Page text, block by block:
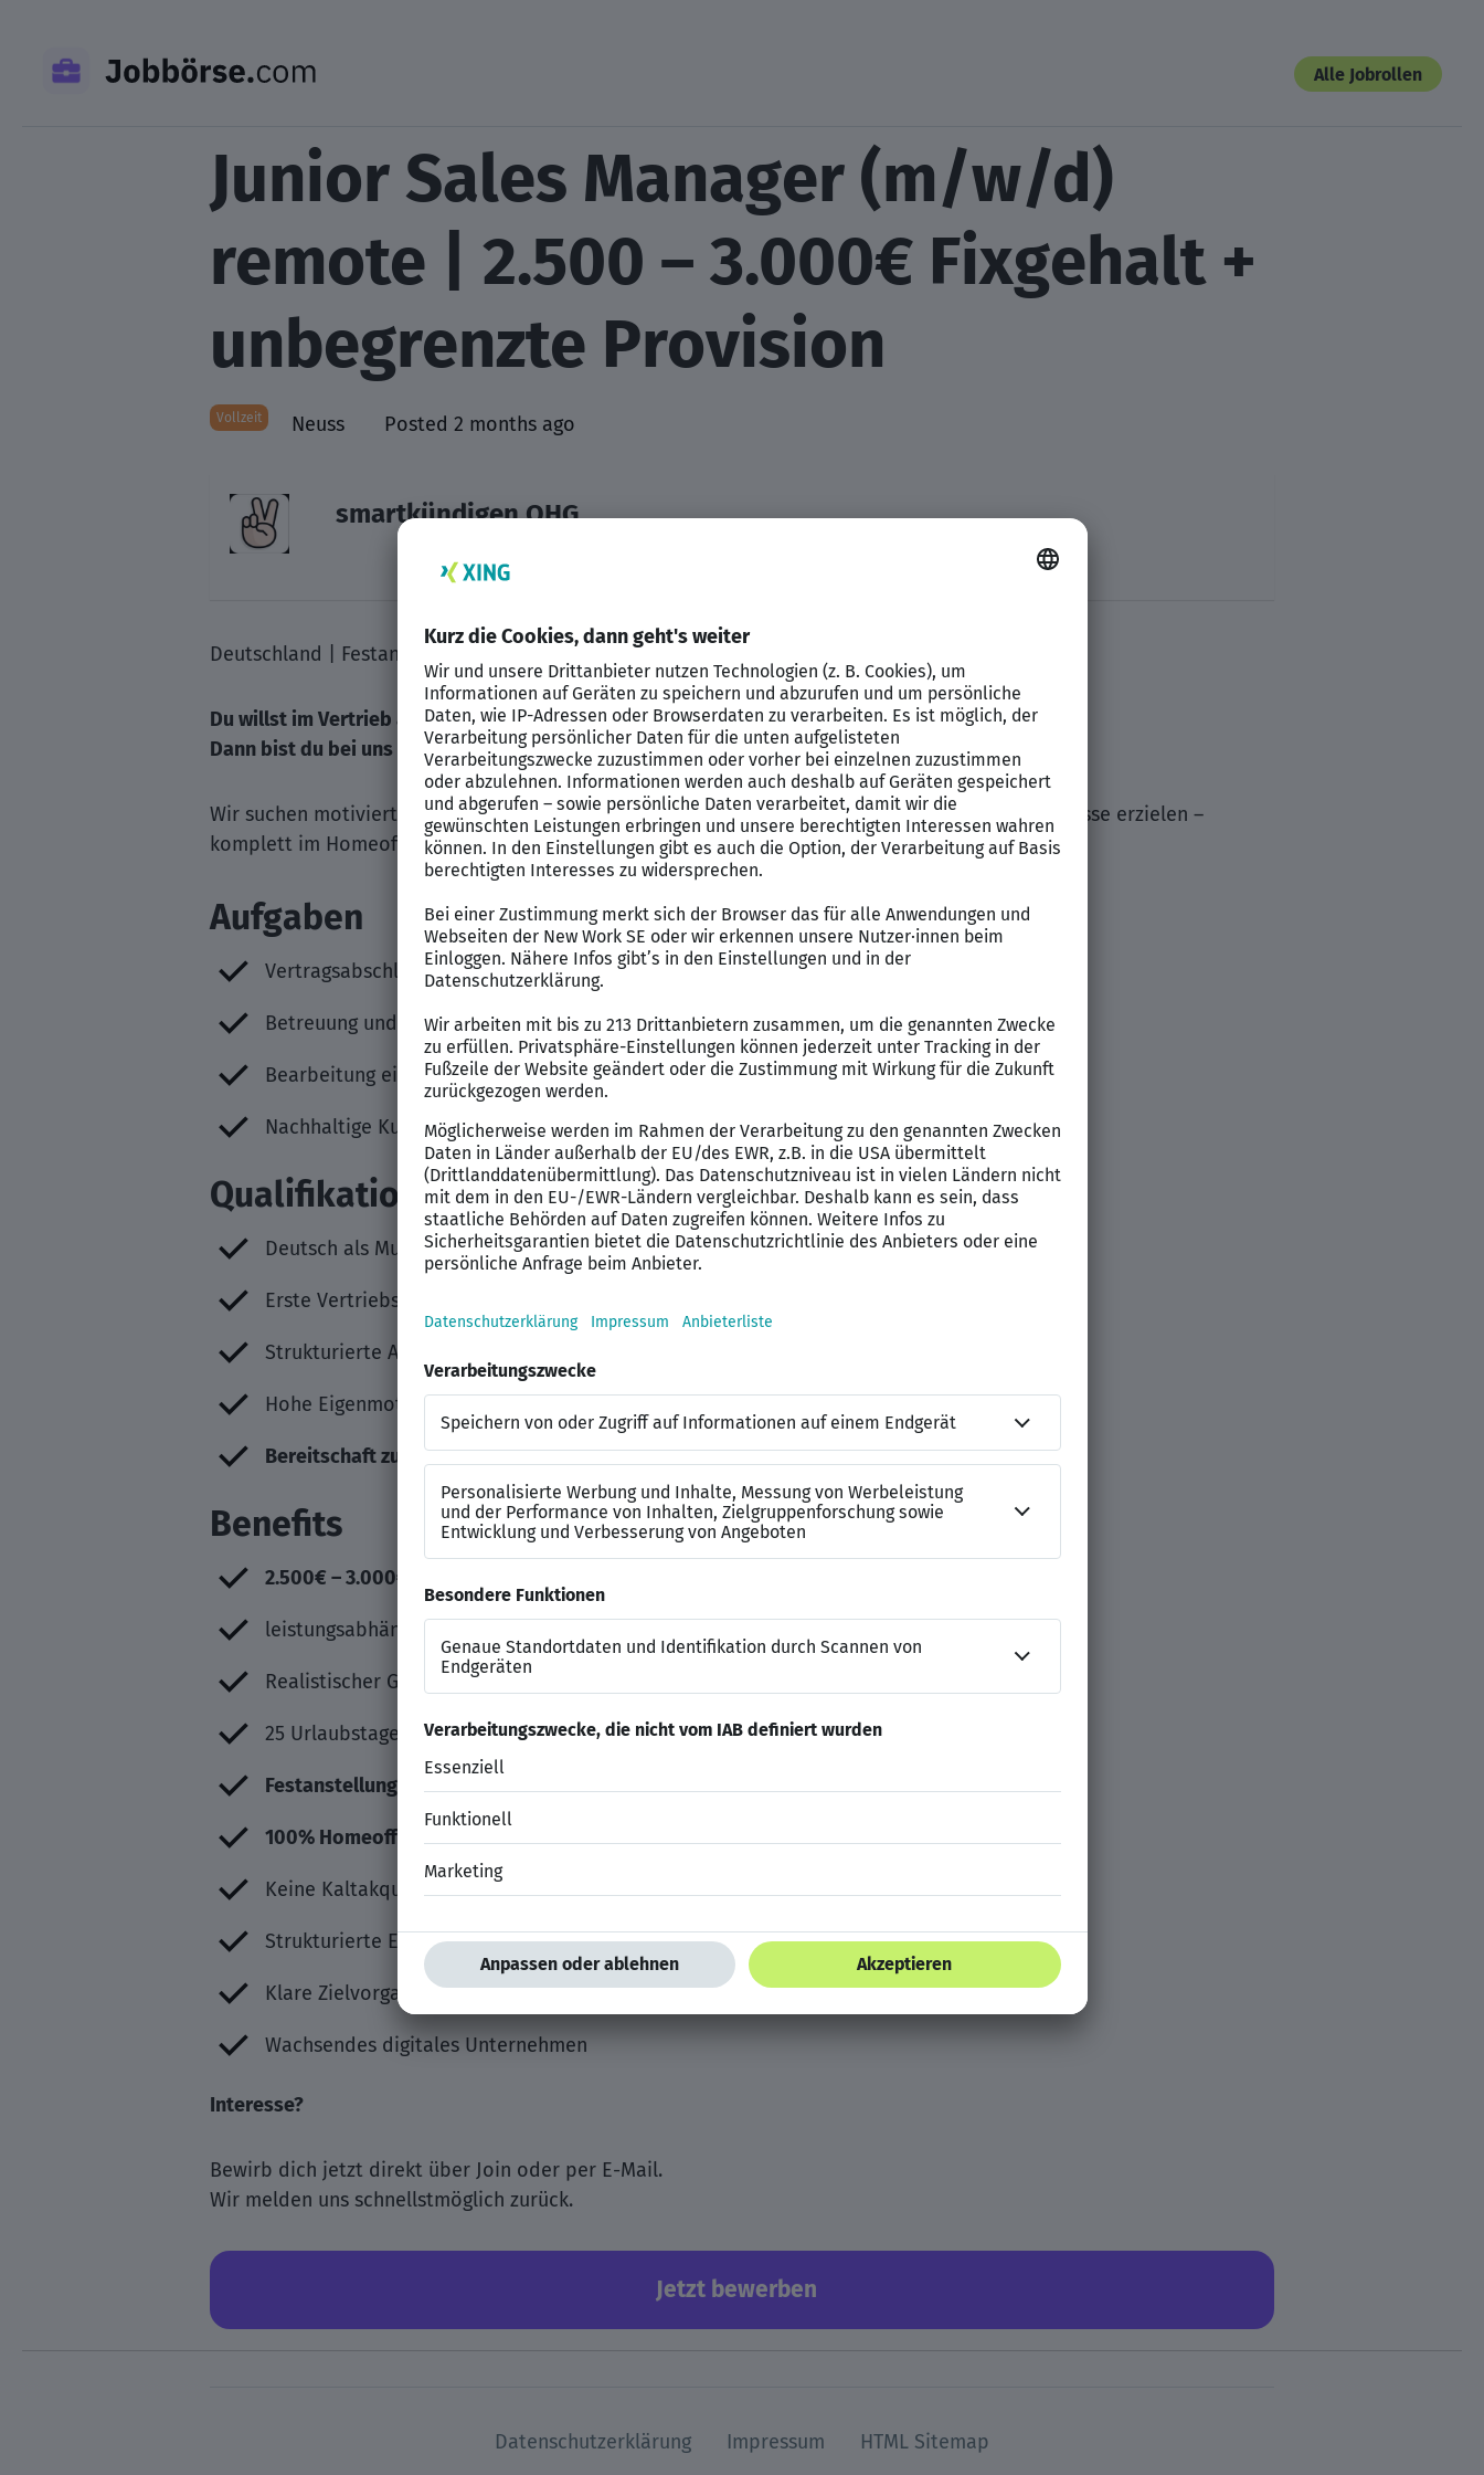
Alle Jobrollen
Junior Sales Manager (m/w/d)
remote | 2.500 – 3.000€ Fixgehalt +
unbegrenzte Provision
Vollzeit Neuss Posted 2 months ago
smartkündigen OHG
Deutschland | Festanstellung | 2.500 – 3.000€ Fixum + Provision
Du willst im Vertrieb arbeiten – aber ohne Druck durch Cold Calls?
Dann bist du bei uns genau richtig.
Wir suchen motivierte Junior Sales Manager (m/w/d), die Kunden beraten, betreuen und Abschlüsse erzielen –
komplett im Homeoffice.
Aufgaben
Vertragsabschlüsse & Upselling
Betreuung und Ausbau bestehender Kunden
Bearbeitung eingehender Anfragen
Nachhaltige Kundenbeziehungen aufbauen
Qualifikation
Deutsch als Muttersprache
Erste Vertriebserfahrung (mindestens 2 Jahre)
Strukturierte Arbeitsweise
Hohe Eigenmotivation
Bereitschaft zum Schichtsystem (08:00–20:00 Uhr)
Benefits
2.500€ – 3.000€ (je nach Erfahrung) Fixum + Provision
leistungsabhängige Provision
Realistischer Gesamtverdienst bis
25 Urlaubstage
Festanstellung
100% Homeoffice
Keine Kaltakquise
Strukturierte Einarbeitung
Klare Zielvorgaben
Wachsendes digitales Unternehmen
Interesse?
Bewirb dich jetzt direkt über Join oder per E-Mail.
Wir melden uns schnellstmöglich zurück.
Jetzt bewerben
Datenschutzerklärung Impressum HTML Sitemap